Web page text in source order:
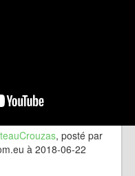
, posté par
à 2018-06-22